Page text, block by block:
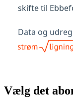
Vælg det